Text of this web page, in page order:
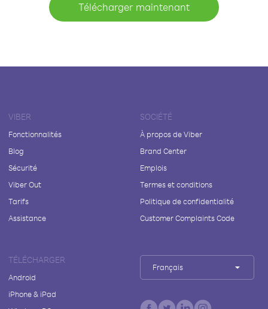
Télécharger maintenant
VIBER
Fonctionnalités
Blog
Sécurité
Viber Out
Tarifs
Assistance
SOCIÉTÉ
À propos de Viber
Brand Center
Emplois
Termes et conditions
Politique de confidentialité
Customer Complaints Code
TÉLÉCHARGER
Android
iPhone & iPad
Français